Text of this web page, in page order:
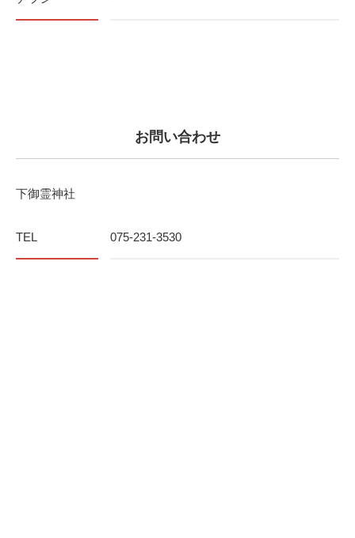
お問い合わせ
下御霊神社
TEL 075-231-3530